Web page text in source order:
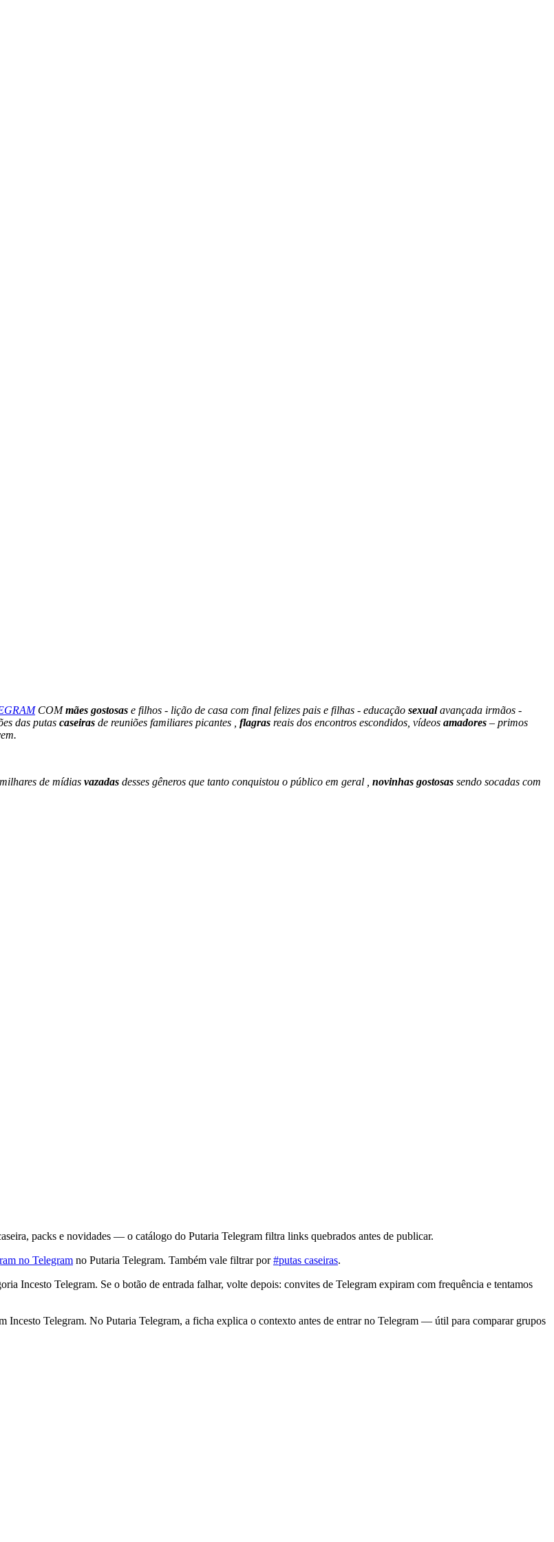
COMmães gostosas e filhos - lição de casa com final felizes pais e filhas - educação sexualavançada irmãos -
das putas caseiras de reuniões familiares picantes , flagras reais dos encontros escondidos, vídeos amadores – primos
de mídias vazadas desses gêneros que tanto conquistou o público em geral , novinhas gostosas sendo socadas com
packs e novidades — o catálogo do Putaria Telegram filtra links quebrados antes de publicar.
no Telegram no Putaria Telegram. Também vale filtrar por#putas caseiras.
Incesto Telegram. Se o botão de entrada falhar, volte depois: convites de Telegram expiram com frequência e tentamos
Telegram. No Putaria Telegram, a ficha explica o contexto antes de entrar no Telegram — útil para comparar grupos